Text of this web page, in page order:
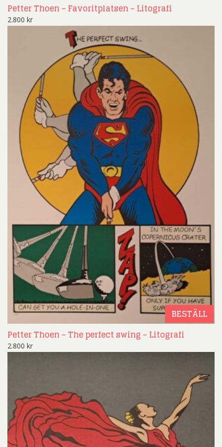
Petter Thoen – Favoritplatsen – Litografi
2.800 kr
BESTÄLL
Petter Thoen – The perfect swing – Litografi
2.800 kr